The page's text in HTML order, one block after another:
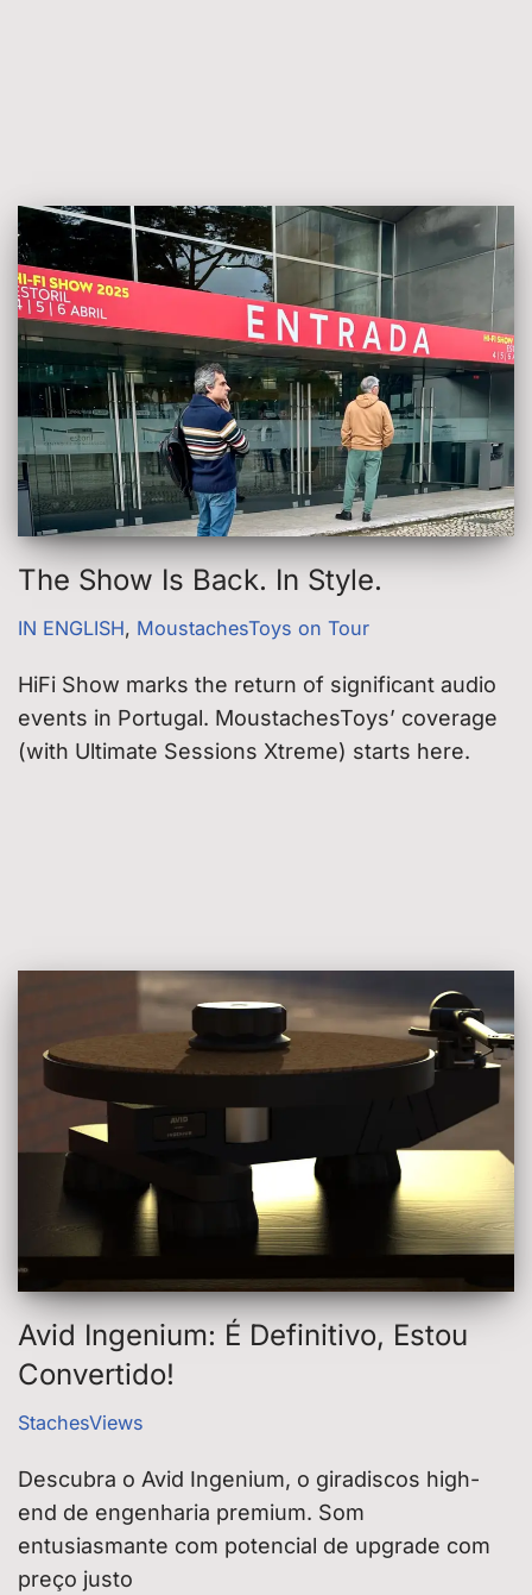
The Show Is Back. In Style.
IN ENGLISH, MoustachesToys on Tour
HiFi Show marks the return of significant audio
events in Portugal. MoustachesToys’ coverage
(with Ultimate Sessions Xtreme) starts here.
Avid Ingenium: É Definitivo, Estou
Convertido!
StachesViews
Descubra o Avid Ingenium, o giradiscos high-
end de engenharia premium. Som
entusiasmante com potencial de upgrade com
preço justo